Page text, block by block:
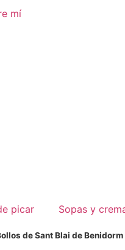
mí
picar Sopas y
de Sant Blai de Benidorm